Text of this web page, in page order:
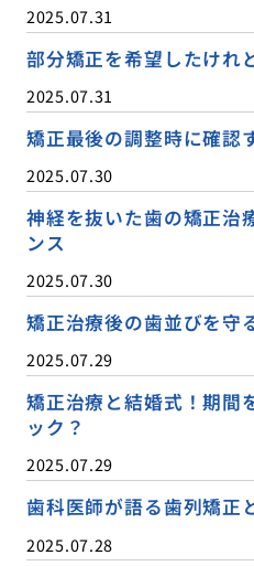
2025.07.31
部分矯正を希望したけれ
2025.07.31
矯正最後の調整時に確認
2025.07.30
神経を抜いた歯の矯正治
ンス
2025.07.30
矯正治療後の歯並びを守
2025.07.29
矯正治療と結婚式！期間
ック？
2025.07.29
歯科医師が語る歯列矯正
2025.07.28